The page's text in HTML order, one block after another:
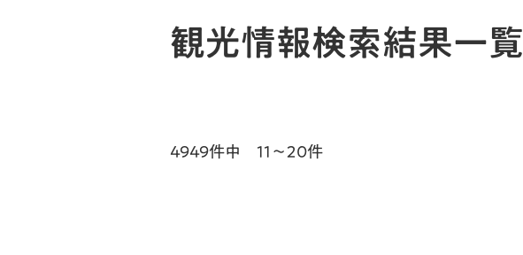
観光情報検索結果一覧
4949件中 11～20件